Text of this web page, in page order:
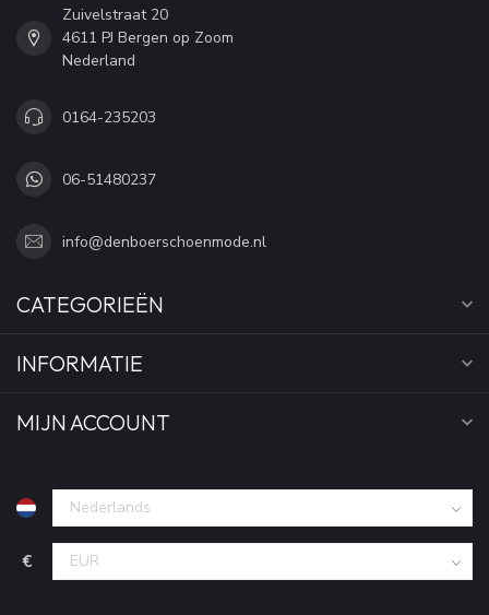
Zuivelstraat 20
4611 PJ Bergen op Zoom
Nederland
0164-235203
06-51480237
info@denboerschoenmode.nl
CATEGORIEËN
INFORMATIE
MIJN ACCOUNT
€